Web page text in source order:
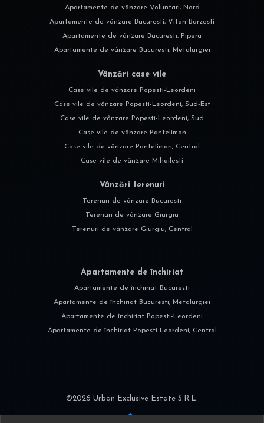
Apartamente de vânzare Voluntari, Nord
Apartamente de vânzare Bucuresti, Vitan-Barzesti
Apartamente de vânzare Bucuresti, Pipera
Apartamente de vânzare Bucuresti, Metalurgiei
Vânzări case vile
Case vile de vânzare Popesti-Leordeni
Case vile de vânzare Popesti-Leordeni, Sud-Est
Case vile de vânzare Popesti-Leordeni, Sud
Case vile de vânzare Pantelimon
Case vile de vânzare Pantelimon, Central
Case vile de vânzare Mihailesti
Vânzări terenuri
Terenuri de vânzare Bucuresti
Terenuri de vânzare Giurgiu
Terenuri de vânzare Giurgiu, Central
Apartamente de închiriat
Apartamente de închiriat Bucuresti
Apartamente de închiriat Bucuresti, Metalurgiei
Apartamente de închiriat Popesti-Leordeni
Apartamente de închiriat Popesti-Leordeni, Central
©2026 Urban Exclusive Estate S.R.L.